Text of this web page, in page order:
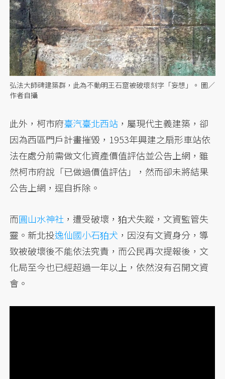
弘法大師碑建築群，此為不動明王石窟被破壞刻字「妄想」。 圖／
作者自攝
此外，柯市府臺汽臺北西站 ，屬現代主義建築，卻
因為西區門戶計畫摧毀，1953年興建之扇形車站依
法在處分前需做文化資產價值評估並公告上網，雖
然柯市府說「已做過價值評估」，然而卻未將結果
公告上網，逕自拆除。
而圓山水神社 ，遭受破壞，狛犬失蹤，文資監管失
靈。新北投逸仙國小石狛犬 ，因沒有文資身分，導
致被破壞後不能依法究責，而公民再次提報後，文
化局至今也已經超過一年以上，依然沒有召開文資
會。